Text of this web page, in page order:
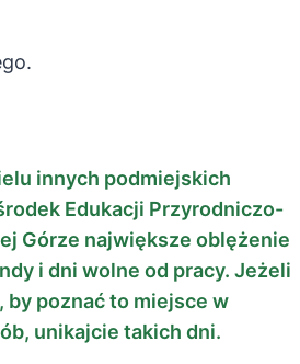
innych podmiejskich
Edukacji Przyrodniczo-
Górze największe oblężenie
i dni wolne od pracy. Jeżeli
by poznać to miejsce w
unikajcie takich dni.